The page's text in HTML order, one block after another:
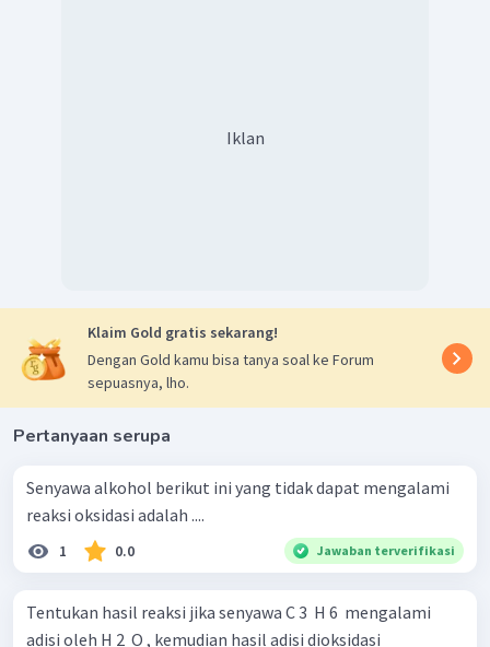
Iklan
Klaim Gold gratis sekarang!
Dengan Gold kamu bisa tanya soal ke Forum
sepuasnya, lho.
Pertanyaan serupa
Senyawa alkohol berikut ini yang tidak dapat mengalami
reaksi oksidasi adalah ....
1 0.0 Jawaban terverifikasi
Tentukan hasil reaksi jika senyawa C 3 ​ H 6 ​ mengalami
adisi oleh H 2 ​ O , kemudian hasil adisi dioksidasi